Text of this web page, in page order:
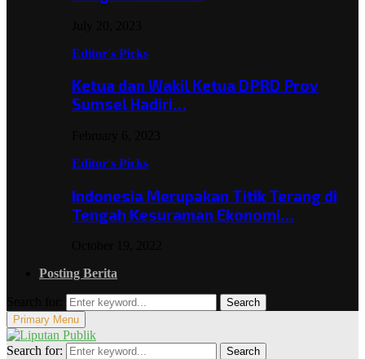
Editor's Picks
Ketua dan Wakil Ketua DPRD Prov
Sumsel Hadiri…
Editor's Picks
Indonesia Merupakan Titik Terang di
Tengah Kesuraman Ekonomi…
Posting Berita
Search
Primary Menu
Search for: Search